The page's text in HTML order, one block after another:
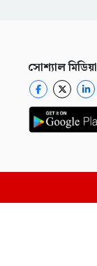
সোশ্যাল মিডিয়া